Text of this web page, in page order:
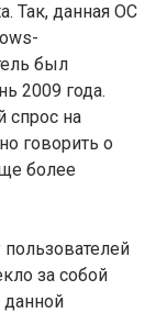
Так, данная ОС
был
2009 года.
спрос на
говорить о
более
пользователей
за собой